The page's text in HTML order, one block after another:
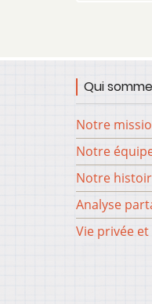
Qui
Notre
Notre
Notre
Analyse
Vie privée et